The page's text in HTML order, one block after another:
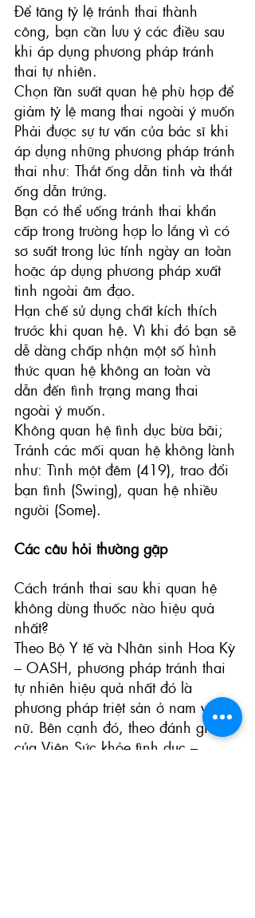
Để tăng tỷ lệ tránh thai thành
công, bạn cần lưu ý các điều sau
khi áp dụng phương pháp tránh
thai tự nhiên.
Chọn tần suất quan hệ phù hợp để
giảm tỷ lệ mang thai ngoài ý muốn
Phải được sự tư vấn của bác sĩ khi
áp dụng những phương pháp tránh
thai như: Thắt ống dẫn tinh và thắt
ống dẫn trứng.
Bạn có thể uống tránh thai khẩn
cấp trong trường hợp lo lắng vì có
sơ suất trong lúc tính ngày an toàn
hoặc áp dụng phương pháp xuất
tinh ngoài âm đạo.
Hạn chế sử dụng chất kích thích
trước khi quan hệ. Vì khi đó bạn sẽ
dễ dàng chấp nhận một số hình
thức quan hệ không an toàn và
dẫn đến tình trạng mang thai
ngoài ý muốn.
Không quan hệ tình dục bừa bãi;
Tránh các mối quan hệ không lành
như: Tình một đêm (419), trao đổi
bạn tình (Swing), quan hệ nhiều
người (Some).
Các câu hỏi thường gặp
Cách tránh thai sau khi quan hệ
không dùng thuốc nào hiệu quả
nhất?
Theo Bộ Y tế và Nhân sinh Hoa Kỳ
– OASH, phương pháp tránh thai
tự nhiên hiệu quả nhất đó là
phương pháp triệt sản ở nam và
nữ. Bên cạnh đó, theo đánh giá
của Viện Sức khỏe tình dục –